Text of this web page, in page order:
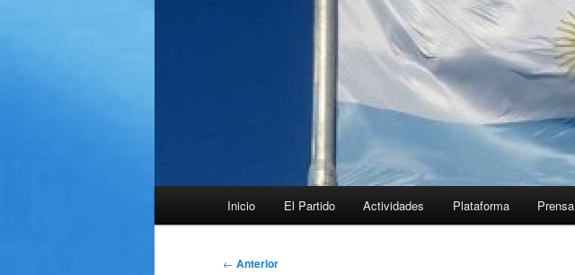
Inicio El Partido Actividades Plataforma Prensa
Navegación
← Anterior